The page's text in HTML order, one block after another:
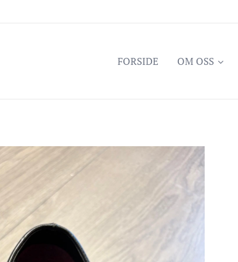
FORSIDE OM OSS